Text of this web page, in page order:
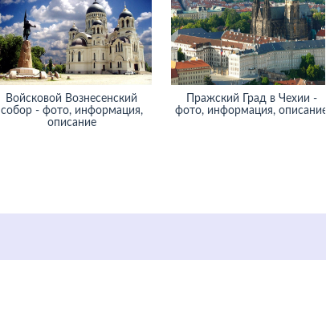
Войсковой Вознесенский
собор - фото, информация,
описание
Пражский Град в Чехии -
фото, информация, описание